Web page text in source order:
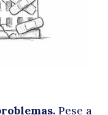
Pese a